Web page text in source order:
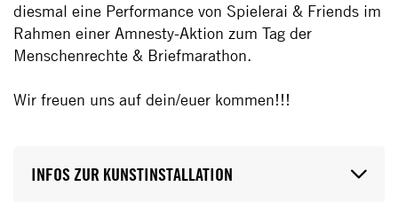
diesmal eine Performance von Spielerai & Friends im
Rahmen einer Amnesty-Aktion zum Tag der
Menschenrechte & Briefmarathon.
Wir freuen uns auf dein/euer kommen!!!
INFOS ZUR KUNSTINSTALLATION